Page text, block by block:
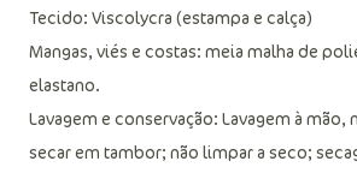
Tecido: Viscolycra (estampa e calça)
Mangas, viés e costas: meia malha de
elastano.
Lavagem e conservação: Lavagem à mão,
secar em tambor; não limpar a seco;